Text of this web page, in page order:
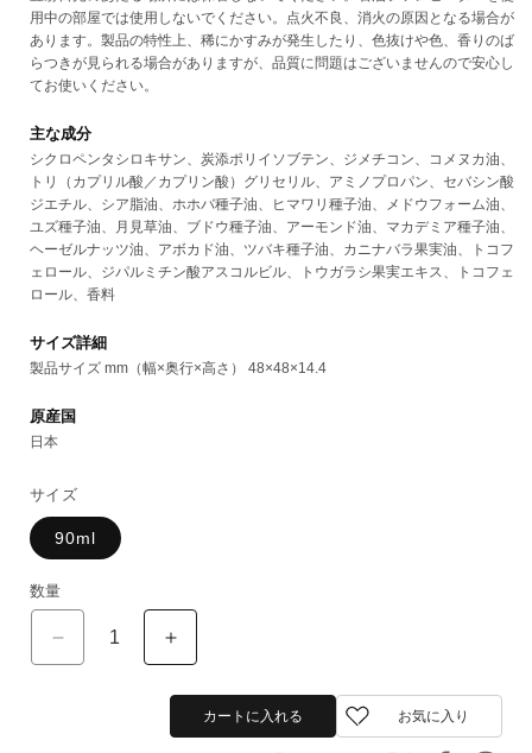
用中の部屋では使用しないでください。点火不良、消火の原因となる場合が
あります。製品の特性上、稀にかすみが発生したり、色抜けや色、香りのば
らつきが見られる場合がありますが、品質に問題はございませんので安心し
てお使いください。
主な成分
シクロペンタシロキサン、炭添ポリイソブテン、ジメチコン、コメヌカ油、
トリ（カプリル酸／カプリン酸）グリセリル、アミノプロパン、セバシン酸
ジエチル、シア脂油、ホホバ種子油、ヒマワリ種子油、メドウフォーム油、
ユズ種子油、月見草油、ブドウ種子油、アーモンド油、マカデミア種子油、
ヘーゼルナッツ油、アボカド油、ツバキ種子油、カニナバラ果実油、トコフ
ェロール、ジパルミチン酸アスコルビル、トウガラシ果実エキス、トコフェ
ロール、香料
サイズ詳細
製品サイズ mm（幅×奥行×高さ） 48×48×14.4
原産国
日本
サイズ
90ml
数量
NATURAL
01
NATURAL
TREATMENT
カートに入れる お気に入り